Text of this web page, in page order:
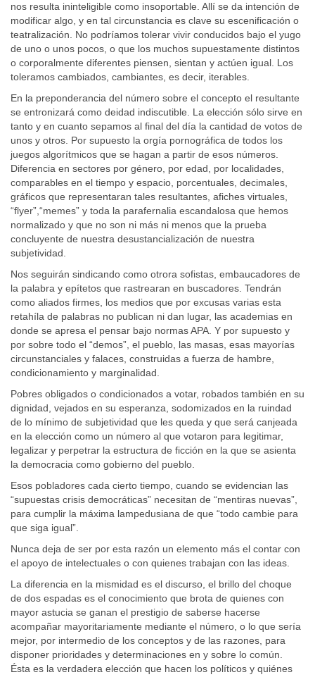
nos resulta ininteligible como insoportable. Allí se da intención de
modificar algo, y en tal circunstancia es clave su escenificación o
teatralización. No podríamos tolerar vivir conducidos bajo el yugo
de uno o unos pocos, o que los muchos supuestamente distintos
o corporalmente diferentes piensen, sientan y actúen igual. Los
toleramos cambiados, cambiantes, es decir, iterables.
En la preponderancia del número sobre el concepto el resultante
se entronizará como deidad indiscutible. La elección sólo sirve en
tanto y en cuanto sepamos al final del día la cantidad de votos de
unos y otros. Por supuesto la orgía pornográfica de todos los
juegos algorítmicos que se hagan a partir de esos números.
Diferencia en sectores por género, por edad, por localidades,
comparables en el tiempo y espacio, porcentuales, decimales,
gráficos que representaran tales resultantes, afiches virtuales,
“flyer”,“memes” y toda la parafernalia escandalosa que hemos
normalizado y que no son ni más ni menos que la prueba
concluyente de nuestra desustancialización de nuestra
subjetividad.
Nos seguirán sindicando como otrora sofistas, embaucadores de
la palabra y epítetos que rastrearan en buscadores. Tendrán
como aliados firmes, los medios que por excusas varias esta
retahíla de palabras no publican ni dan lugar, las academias en
donde se apresa el pensar bajo normas APA. Y por supuesto y
por sobre todo el “demos”, el pueblo, las masas, esas mayorías
circunstanciales y falaces, construidas a fuerza de hambre,
condicionamiento y marginalidad.
Pobres obligados o condicionados a votar, robados también en su
dignidad, vejados en su esperanza, sodomizados en la ruindad
de lo mínimo de subjetividad que les queda y que será canjeada
en la elección como un número al que votaron para legitimar,
legalizar y perpetrar la estructura de ficción en la que se asienta
la democracia como gobierno del pueblo.
Esos pobladores cada cierto tiempo, cuando se evidencian las
“supuestas crisis democráticas” necesitan de “mentiras nuevas”,
para cumplir la máxima lampedusiana de que “todo cambie para
que siga igual”.
Nunca deja de ser por esta razón un elemento más el contar con
el apoyo de intelectuales o con quienes trabajan con las ideas.
La diferencia en la mismidad es el discurso, el brillo del choque
de dos espadas es el conocimiento que brota de quienes con
mayor astucia se ganan el prestigio de saberse hacerse
acompañar mayoritariamente mediante el número, o lo que sería
mejor, por intermedio de los conceptos y de las razones, para
disponer prioridades y determinaciones en y sobre lo común.
Ésta es la verdadera elección que hacen los políticos y quiénes